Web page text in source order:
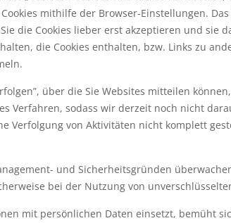
mithilfe der Browser-Einstellungen.
die Cookies lieber erst akzeptieren und sie
die Cookies enthalten, bzw. Links zu
über die Sie Websites mitteilen
Verfahren, sodass wir derzeit noch nicht
Verfolgung von Aktivitäten nicht komplett
und Sicherheitsgründen
bei der Nutzung von
mit persönlichen Daten einsetzt, bemüht